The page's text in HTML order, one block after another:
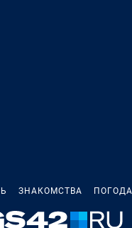
ЗНАКОМСТВА ПОГОДА